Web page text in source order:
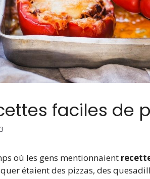
faciles de
où les gens mentionnaient
étaient des pizzas, des